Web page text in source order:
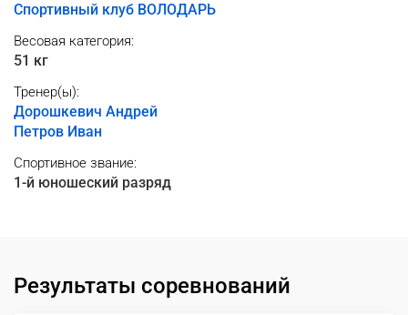
Спортивный клуб ВОЛОДАРЬ
Весовая категория:
51 кг
Тренер(ы):
Дорошкевич Андрей
Петров Иван
Спортивное звание:
1-й юношеский разряд
Результаты соревнований